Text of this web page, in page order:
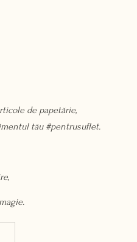
de papetărie,
tău #pentrusuflet.